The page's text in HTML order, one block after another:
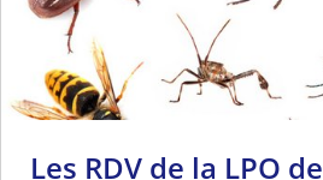
Les RDV de la LPO